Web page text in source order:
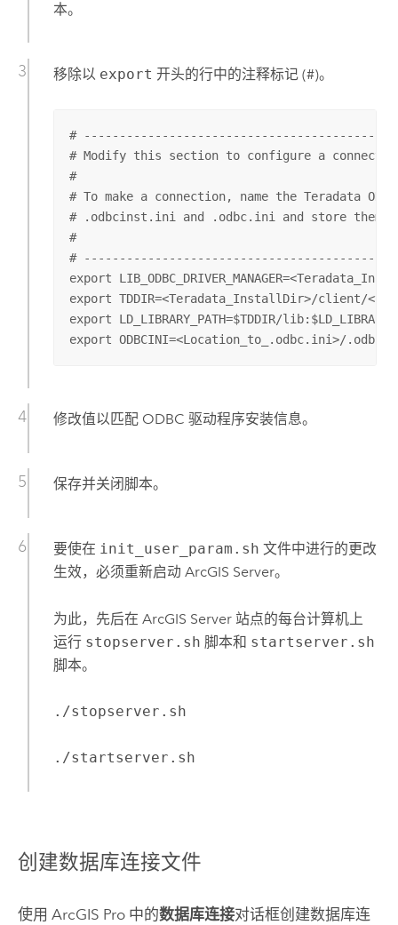
本。
移除以 export 开头的行中的注释标记 (#)。
#
# Modify this section to configure a
#
# To make a connection, name the Teradata
# .odbcinst.ini and .odbc.ini and store them
#
#
export
export TDDIR=<Teradata_InstallDir>/client/
export LD_LIBRARY_PATH=$TDDIR/
export ODBCINI=<Location_to_.odbc.ini>/
修改值以匹配 ODBC 驱动程序安装信息。
保存并关闭脚本。
要使在 init_user_param.sh 文件中进行的更改
生效，必须重新启动 ArcGIS Server。
为此，先后在 ArcGIS Server站点的每台计算机上
运行 stopserver.sh 脚本和 startserver.sh
脚本。
./stopserver.sh
./startserver.sh
创建数据库连接文件
使用 ArcGIS Pro中的数据库连接对话框创建数据库连